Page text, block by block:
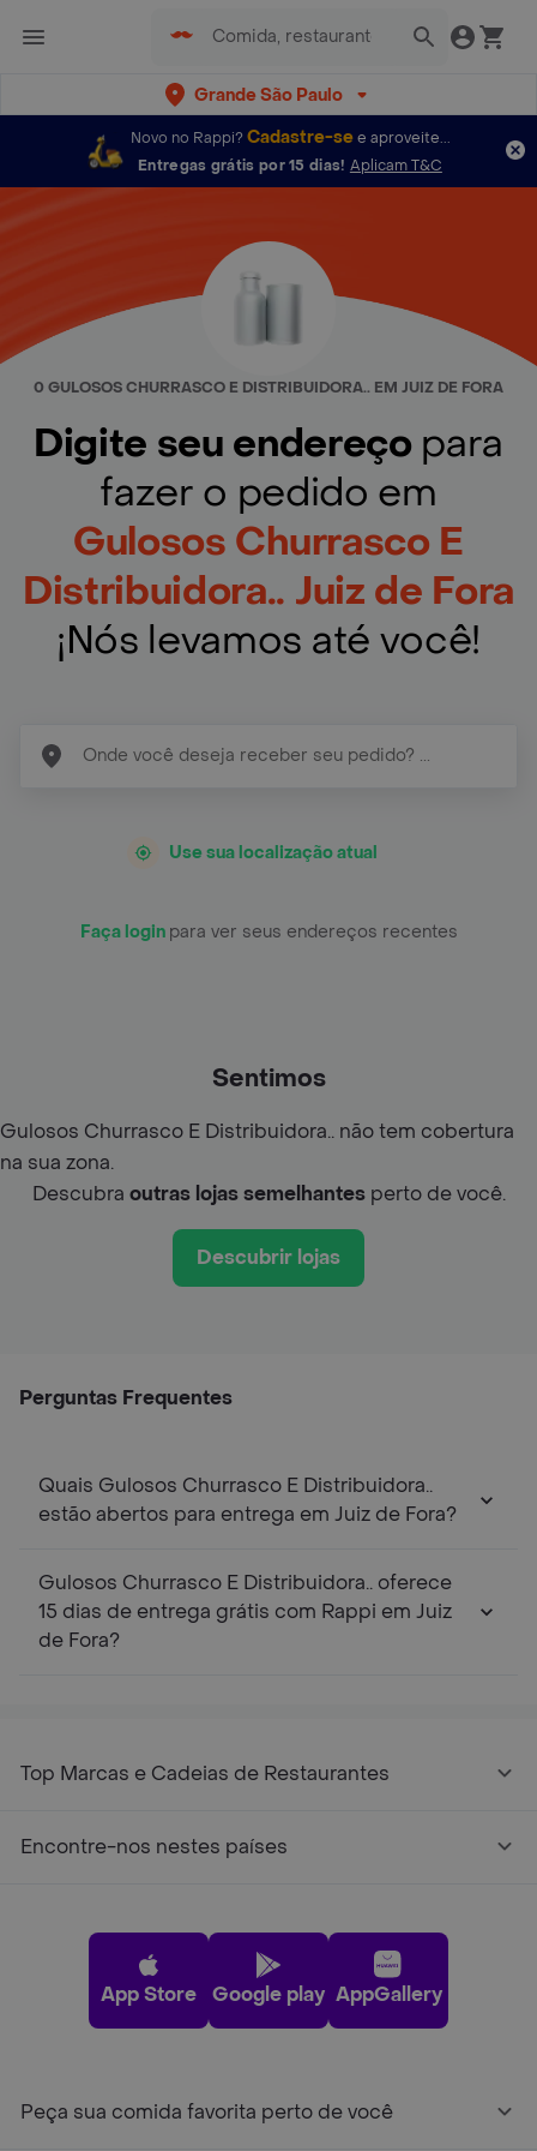
Grande São Paulo
Novo no Rappi? Cadastre-se e aproveite...
Entregas grátis por 15 dias! Aplicam T&C
0 GULOSOS CHURRASCO E DISTRIBUIDORA.. EM JUIZ DE FORA
Digite seu endereço para
fazer o pedido em
Gulosos Churrasco E
Distribuidora.. Juiz de Fora
¡Nós levamos até você!
Use sua localização atual
Faça login para ver seus endereços recentes
Sentimos
Gulosos Churrasco E Distribuidora.. não tem cobertura
na sua zona.
Descubra outras lojas semelhantesperto de você.
Descubrir lojas
Perguntas Frequentes
Quais Gulosos Churrasco E Distribuidora..
estão abertos para entrega em Juiz de Fora?
Gulosos Churrasco E Distribuidora.. oferece
15 dias de entrega grátis com Rappi em Juiz
de Fora?
Top Marcas e Cadeias de Restaurantes
Encontre-nos nestes países
App Store Google play AppGallery
Peça sua comida favorita perto de você